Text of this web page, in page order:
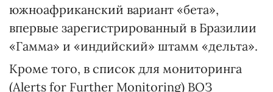
южноафриканский вариант «бета»,
впервые зарегистрированный в Бразилии
«Гамма» и «индийский» штамм «дельта».
Кроме того, в список для мониторинга
(Alerts for Further Monitoring) ВОЗ